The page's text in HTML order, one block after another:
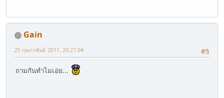
Gain
#5
25 กุมภาพันธ์ 2011, 20:27:04
ถามกันทำไมเอ่ย...